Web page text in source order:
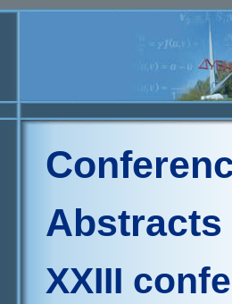
Abstracts
XXIII